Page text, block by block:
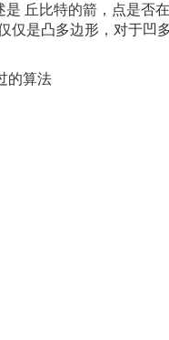
丘比特的箭，点是否
仅是凸多边形，对于凹
的算法